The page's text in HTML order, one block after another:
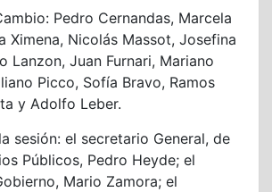
Pedro Cernandas, Marcela
Ximena, Nicolás Massot, Josefina
Lanzon, Juan Furnari, Mariano
Picco, Sofía Bravo, Ramos
y Adolfo Leber.
sesión: el secretario General, de
Públicos, Pedro Heyde; el
Mario Zamora; el